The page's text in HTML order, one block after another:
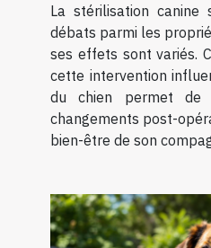
La stérilisation canine
débats parmi les
ses effets sont variés.
cette intervention
du chien permet de
changements post-
bien-être de son